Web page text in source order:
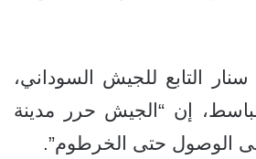
التابع للجيش السوداني،
إن “الجيش حرر مدينة
الوصول حتى الخرطوم”.